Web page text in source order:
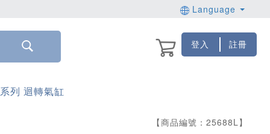
Language
登入 註冊
列 迴轉氣缸
【商品編號： 25688L】